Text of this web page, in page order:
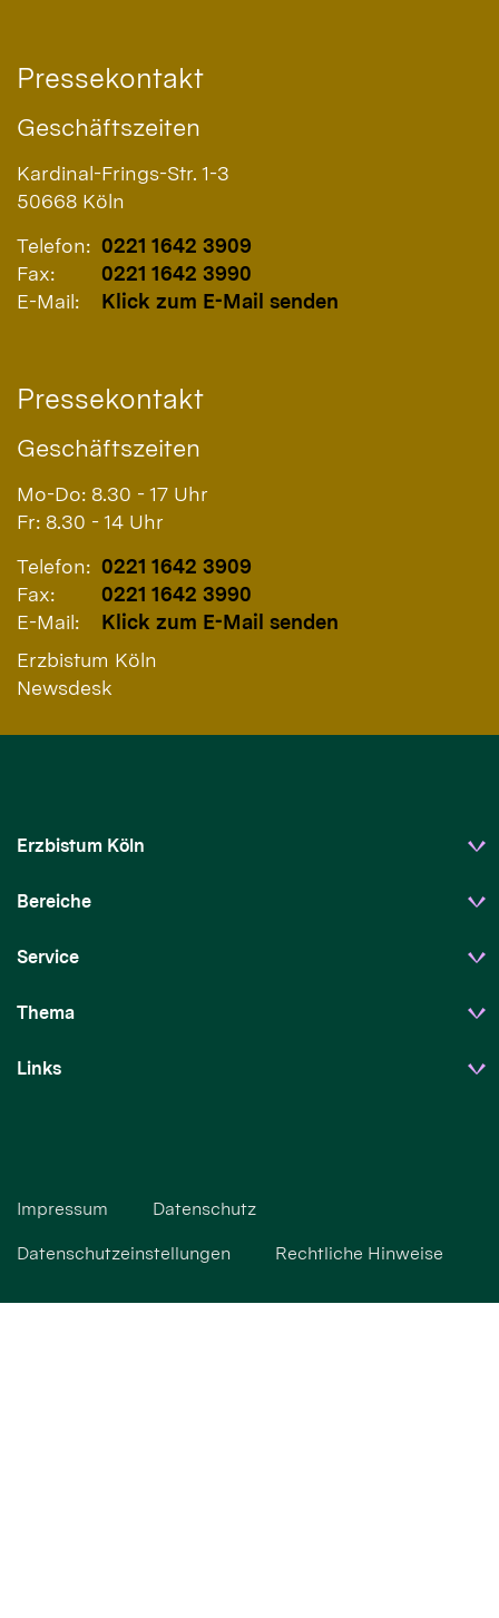
Pressekontakt
Geschäftszeiten
Kardinal-Frings-Str. 1-3
50668 Köln
Telefon: 0221 1642 3909
Fax:
0221 1642 3990
E-Mail:
Klick zum E-Mail senden
Pressekontakt
Geschäftszeiten
Mo-Do: 8.30 - 17 Uhr
Fr: 8.30 - 14 Uhr
Telefon: 0221 1642 3909
Fax:
0221 1642 3990
E-Mail:
Klick zum E-Mail senden
Erzbistum Köln
Newsdesk
Erzbistum Köln
Bereiche
Service
Thema
Links
Impressum Datenschutz
Datenschutzeinstellungen Rechtliche Hinweise